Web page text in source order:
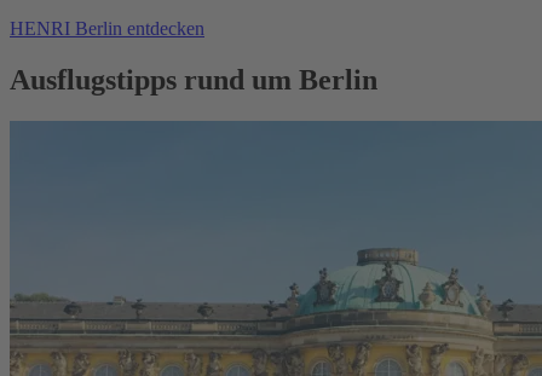
HENRI Berlin entdecken
Ausflugstipps rund um Berlin